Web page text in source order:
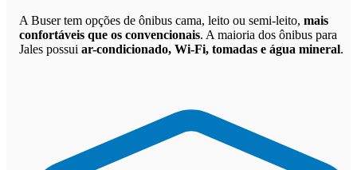
A Buser tem opções de ônibus cama, leito ou semi-leito, mais
confortáveis que os convencionais. A maioria dos ônibus para
Jales possui ar-condicionado, Wi-Fi, tomadas e água mineral.